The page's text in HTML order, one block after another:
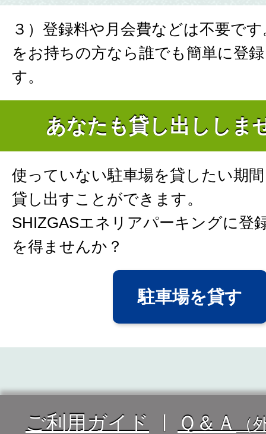
３）登録料や月会費などは不要で
をお持ちの方なら誰でも簡単に登
す。
あなたも貸し出ししま
使っていない駐車場を貸したい期
貸し出すことができます。
SHIZGASエネリアパーキングに登
を得ませんか？
駐車場を貸す
ご利用ガイド Ｑ＆Ａ （